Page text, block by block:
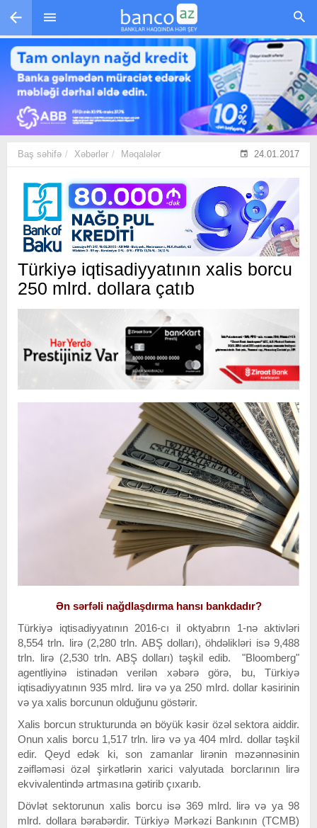
Skip to main content
Baş səhifə Xəbərlər Məqalələr 24.01.2017
Türkiyə iqtisadiyyatının xalis borcu
250 mlrd. dollara çatıb
Ən sərfəli nağdlaşdırma hansı bankdadır?
Türkiyə iqtisadiyyatının 2016-cı il oktyabrın 1-nə aktivləri
8,554 trln. lirə (2,280 trln. ABŞ dolları), öhdəlikləri isə 9,488
trln. lirə (2,530 trln. ABŞ dolları) təşkil edib. "Bloomberg"
agentliyinə istinadən verilən xəbərə görə, bu, Türkiyə
iqtisadiyyatının 935 mlrd. lirə və ya 250 mlrd. dollar kəsirinin
və ya xalis borcunun olduğunu göstərir.
Xalis borcun strukturunda ən böyük kəsir özəl sektora aiddir.
Onun xalis borcu 1,517 trln. lirə və ya 404 mlrd. dollar təşkil
edir. Qeyd edək ki, son zamanlar lirənin məzənnəsinin
zəifləməsi özəl şirkətlərin xarici valyutada borclarının lirə
ekvivalentində artmasına gətirib çıxarıb.
Dövlət sektorunun xalis borcu isə 369 mlrd. lirə və ya 98
mlrd. dollara bərabərdir. Türkiyə Mərkəzi Bankının (TCMB)